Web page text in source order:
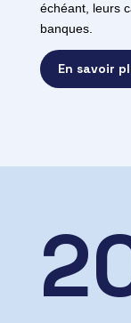
échéant, leurs
banques.
En savoir